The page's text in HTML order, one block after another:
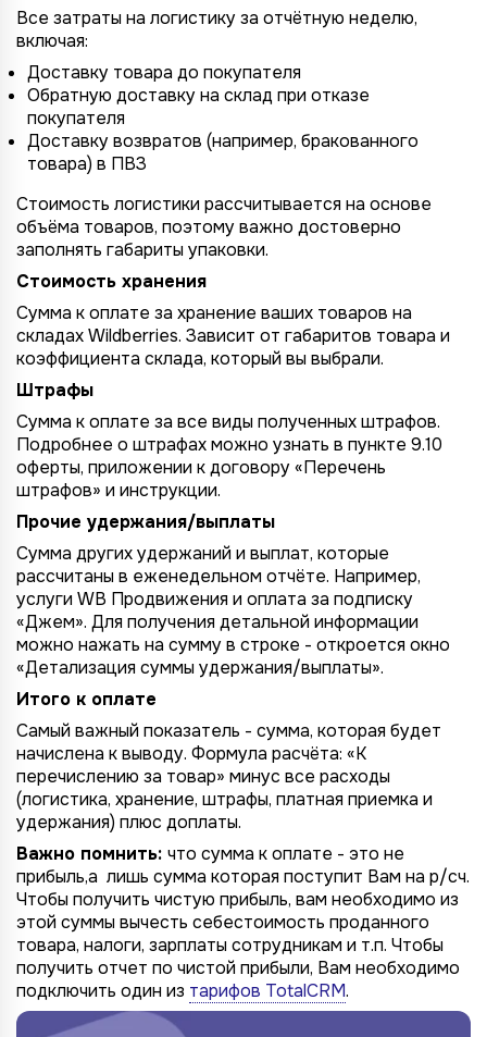
Все затраты на логистику за отчётную неделю,
включая:
Доставку товара до покупателя
Обратную доставку на склад при отказе
покупателя
Доставку возвратов (например, бракованного
товара) в ПВЗ
Стоимость логистики рассчитывается на основе
объёма товаров, поэтому важно достоверно
заполнять габариты упаковки.
Стоимость хранения
Сумма к оплате за хранение ваших товаров на
складах Wildberries. Зависит от габаритов товара и
коэффициента склада, который вы выбрали.
Штрафы
Сумма к оплате за все виды полученных штрафов.
Подробнее о штрафах можно узнать в пункте 9.10
оферты, приложении к договору «Перечень
штрафов» и инструкции.
Прочие удержания/выплаты
Сумма других удержаний и выплат, которые
рассчитаны в еженедельном отчёте. Например,
услуги WB Продвижения и оплата за подписку
«Джем». Для получения детальной информации
можно нажать на сумму в строке - откроется окно
«Детализация суммы удержания/выплаты».
Итого к оплате
Самый важный показатель - сумма, которая будет
начислена к выводу. Формула расчёта: «К
перечислению за товар» минус все расходы
(логистика, хранение, штрафы, платная приемка и
удержания) плюс доплаты.
Важно помнить: что сумма к оплате - это не
прибыль,а лишь сумма которая поступит Вам на р/сч.
Чтобы получить чистую прибыль, вам необходимо из
этой суммы вычесть себестоимость проданного
товара, налоги, зарплаты сотрудникам и т.п. Чтобы
получить отчет по чистой прибыли, Вам необходимо
подключить один из тарифов TotalCRM.